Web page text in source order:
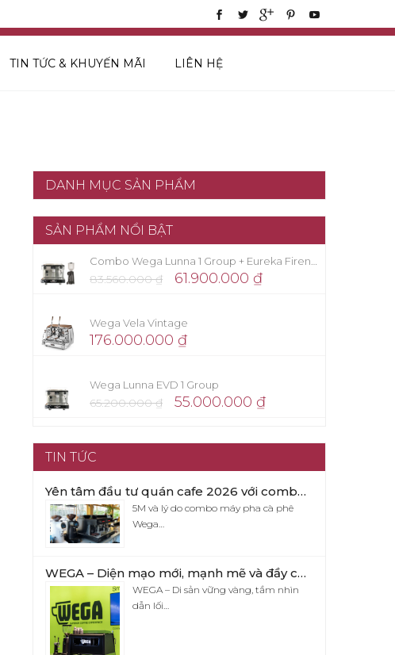
TIN TỨC & KHUYẾN MÃI LIÊN HỆ
DANH MỤC SẢN PHẨM
SẢN PHẨM NỔI BẬT
83.560.000₫ 61.900.000 ₫
Wega Vela Vintage
176.000.000 ₫
Wega Lunna EVD 1 Group
65.200.000₫ 55.000.000 ₫
TIN TỨC
Yên tâm đầu tư quán cafe 2026 với combo máy pha cafe Wega Pegaso x Eureka Firenze 75
5M và lý do combo máy pha cà phê
Wega…
WEGA – Diện mạo mới, mạnh mẽ và đầy cuốn hút
WEGA – Di sản vững vàng, tầm nhìn
dẫn lối…